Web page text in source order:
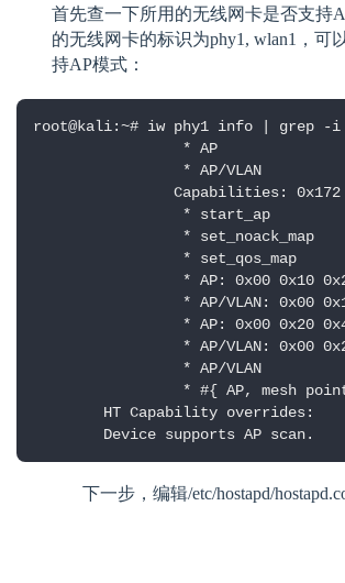
首先查一下所用的无线网卡是否支持
的无线网卡的标识为phy1, wlan1，可
持AP模式：
root@kali:~# iw phy1 info | grep -i
                 * AP
                 * AP/VLAN
                Capabilities: 0x172
                 * start_ap
                 * set_noack_map
                 * set_qos_map
* AP: 0x00 0x10
* AP/VLAN: 0x00
* AP: 0x00 0x20
* AP/VLAN: 0x00
                 * AP/VLAN
* #{ AP, mesh
        HT Capability overrides:
        Device supports AP scan.
下一步，编辑/etc/hostapd/